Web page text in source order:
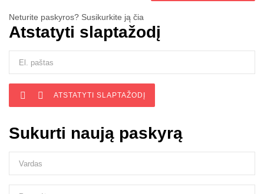
Neturite paskyros? Susikurkite ją čia
Atstatyti slaptažodį
  ATSTATYTI SLAPTAŽODĮ
Sukurti naują paskyrą